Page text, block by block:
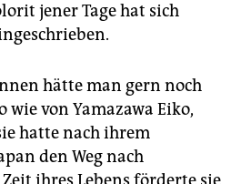
jener Tage hat sich
hätte man gern noch
wie von Yamazawa Eiko,
hatte nach ihrem
den Weg nach